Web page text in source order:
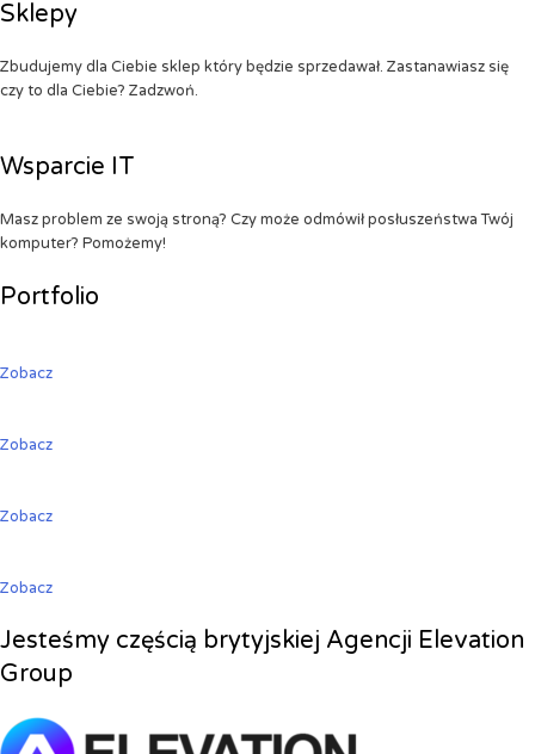
Sklepy
Zbudujemy dla Ciebie sklep który będzie sprzedawał. Zastanawiasz się
czy to dla Ciebie? Zadzwoń.
Wsparcie IT
Masz problem ze swoją stroną? Czy może odmówił posłuszeństwa Twój
komputer? Pomożemy!
Portfolio
Zobacz
Zobacz
Zobacz
Zobacz
Jesteśmy częścią brytyjskiej Agencji Elevation
Group